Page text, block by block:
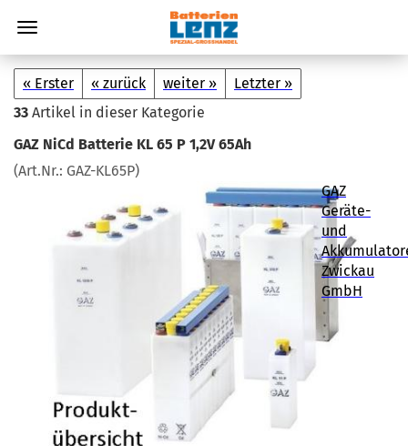
« Erster « zurück weiter »
Letzter »
33 Artikel in dieser Kategorie
GAZ NiCd Bat­te­rie KL 65 P 1,2V 65Ah
(Art.Nr.: GAZ-​KL65P)
GAZ
Geräte-
und
Zwickau
GmbH